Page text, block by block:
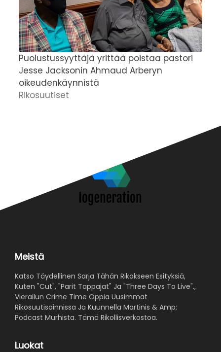
Puolustussyyttäjä yrittää poistaa pastori
Jesse Jacksonin Ahmaud Arberyn
oikeudenkäynnistä
Rikosuutiset
Meistä
Katso Täydellinen Sarja Tähän Rikokseen Esityksiä,
Kuten "Cut", "Parit Tappajat" Ja "Three Days To Live".,
Vierailun Crime Time Oppia Uusimmat
Rikosuutisoinnissa Ja Kuunnella Martinis & Amp;
Podcast Murhista. Tämä Rikollisverkostoa.
Luokat